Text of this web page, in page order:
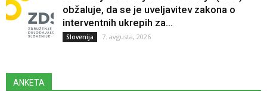
obžaluje, da se je uveljavitev zakona o
interventnih ukrepih za...
Slovenija 7. avgusta, 2026
ANKETA